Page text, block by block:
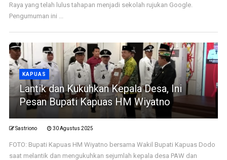
Raya yang telah lulus tahapan menjadi sekolah rujukan Google.
Pengumuman ini ...
KAPUAS
Lantik dan Kukuhkan Kepala Desa, Ini
Pesan Bupati Kapuas HM Wiyatno
Sastriono 30 Agustus 2025
FOTO: Bupati Kapuas HM Wiyatno bersama Wakil Bupati Kapuas Dodo
saat melantik dan mengukuhkan sejumlah kepala desa PAW dan